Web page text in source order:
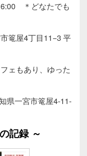
＊どなたでも
篭屋4丁目11−3 平
ェもあり、ゆった
県一宮市篭屋4-11-
記録 ～